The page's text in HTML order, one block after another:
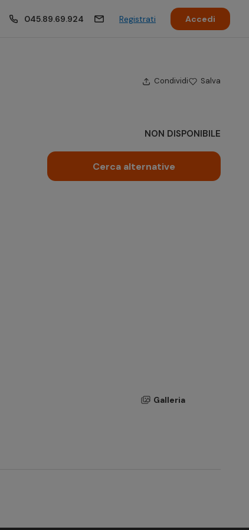
045.89.69.924 Registrati Accedi
Condividi Salva
NON DISPONIBILE
Cerca alternative
Galleria